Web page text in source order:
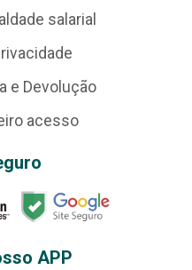
salarial
e Devolução
acesso
APP